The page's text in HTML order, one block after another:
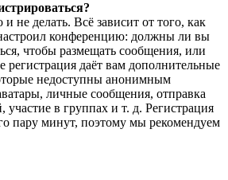
не делать. Всё зависит от того, как
конференцию: должны ли вы
чтобы размещать сообщения, или
регистрация даёт вам дополнительные
недоступны анонимным
личные сообщения, отправка
участие в группах и т. д. Регистрация
пару минут, поэтому мы рекомендуем